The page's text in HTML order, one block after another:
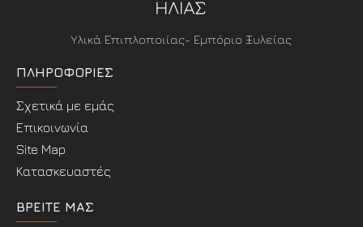
Υλικά Επιπλοποιίας- Εμπόριο Ξυλείας
ΠΛΗΡΟΦΟΡΊΕΣ
Σχετικά με εμάς
Επικοινωνία
Site Map
Κατασκευαστές
ΒΡΕΊΤΕ ΜΑΣ